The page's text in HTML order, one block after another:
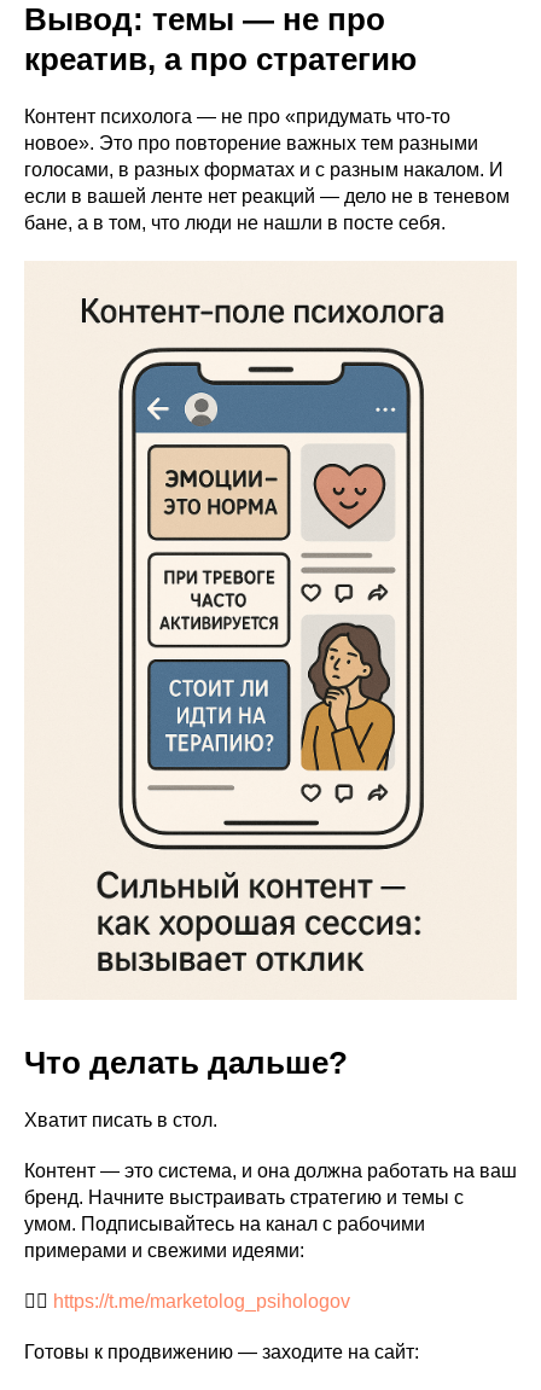
Вывод: темы — не про
креатив, а про стратегию
Контент психолога — не про «придумать что-то
новое». Это про повторение важных тем разными
голосами, в разных форматах и с разным накалом. И
если в вашей ленте нет реакций — дело не в теневом
бане, а в том, что люди не нашли в посте себя.
Что делать дальше?
Хватит писать в стол.
Контент — это система, и она должна работать на ваш
бренд. Начните выстраивать стратегию и темы с
умом. Подписывайтесь на канал с рабочими
примерами и свежими идеями:
👉🏼 https://t.me/marketolog_psihologov
Готовы к продвижению — заходите на сайт: